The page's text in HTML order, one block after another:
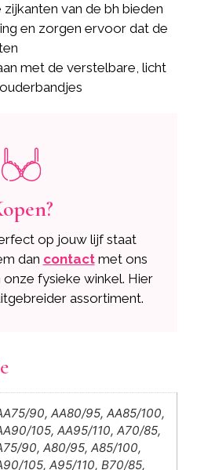
van de bh bieden
en zorgen ervoor dat de
met de verstelbare, licht
op jouw lijf staat
dan contact met ons
fysieke winkel. Hier
assortiment.
90, AA80/95, AA85/100,
105, AA95/110, A70/85,
90, A80/95, A85/100,
105, A95/110, B70/85,